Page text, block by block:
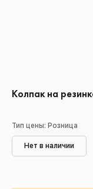
Колпак на
Тип цены: Розница
Нет в наличии